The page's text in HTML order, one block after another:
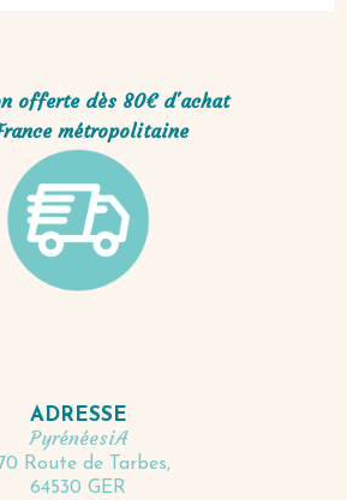
offerte dès 80€ d'achat
métropolitaine
ADRESSE
PyrénéesiA
Route de Tarbes,
64530 GER